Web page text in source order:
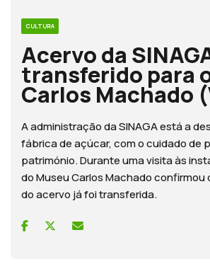
CULTURA
Acervo da
transferido para
Carlos Machado
A administração da SINAGA está a
fábrica de açúcar, com o cuidado de
património. Durante uma visita às
do Museu Carlos Machado confirmou
do acervo já foi transferida.